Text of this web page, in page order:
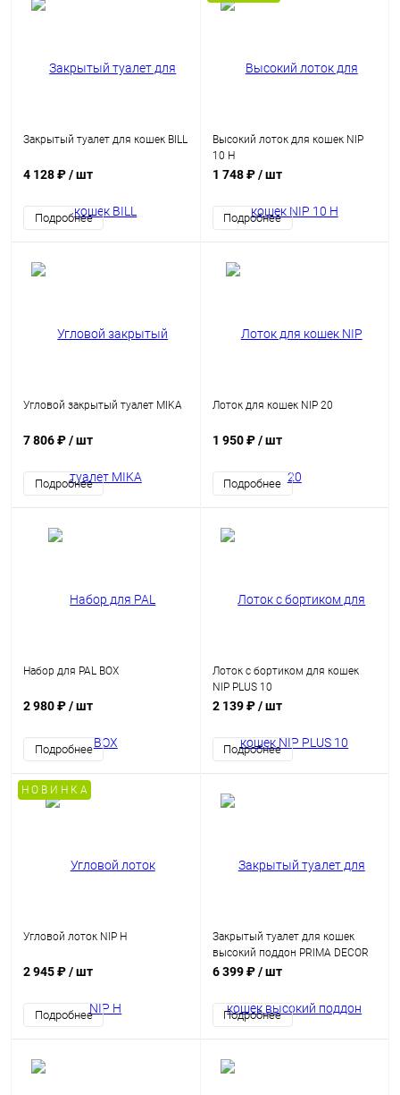
Закрытый туалет для кошек BILL
4 128 ₽/ шт
Подробнее
Высокий лоток для кошек NIP
10 H
1 748 ₽/ шт
Подробнее
Угловой закрытый туалет MIKA
7 806 ₽/ шт
Подробнее
Лоток для кошек NIP 20
1 950 ₽/ шт
Подробнее
Набор для PAL BOX
2 980 ₽/ шт
Подробнее
Лоток с бортиком для кошек
NIP PLUS 10
2 139 ₽/ шт
Подробнее
Н О В И Н К А
Угловой лоток NIP H
2 945 ₽/ шт
Подробнее
Закрытый туалет для кошек
высокий поддон PRIMA DECOR
6 399 ₽/ шт
Подробнее